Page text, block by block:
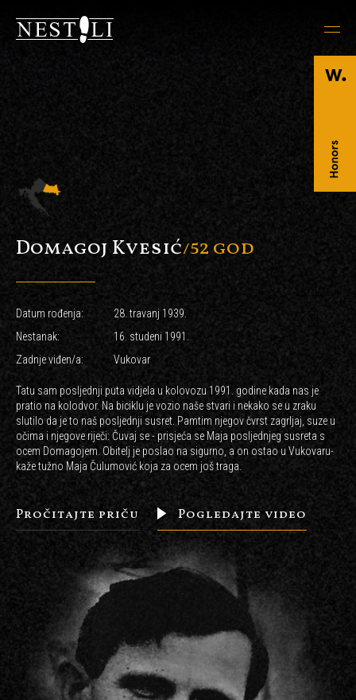
Domagoj Kvesić/52 god
Datum rođenja:
28. travanj 1939.
Nestanak:
16. studeni 1991.
Zadnje viđen/a:
Vukovar
Tatu sam posljednji puta vidjela u kolovozu 1991. godine kada nas je
pratio na kolodvor. Na biciklu je vozio naše stvari i nekako se u zraku
slutilo da je to naš posljednji susret. Pamtim njegov čvrst zagrljaj, suze u
očima i njegove riječi: Čuvaj se - prisjeća se Maja posljednjeg susreta s
ocem Domagojem. Obitelj je poslao na sigurno, a on ostao u Vukovaru-
kaže tužno Maja Čulumović koja za ocem još traga.
Pročitajte priču Pogledajte video